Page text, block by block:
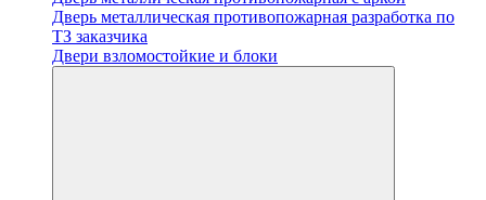
Дверь металлическая противопожарная разработка по
ТЗ заказчика
Двери взломостойкие и блоки